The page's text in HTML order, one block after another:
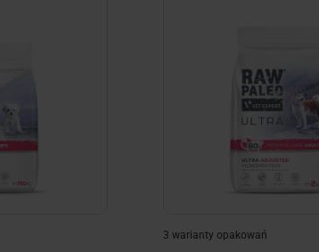
3 warianty opakowań